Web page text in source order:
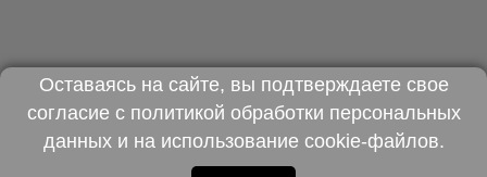
Оставаясь на сайте, вы подтверждаете свое
согласие с политикой обработки персональных
данныхи на использование cookie-файлов.